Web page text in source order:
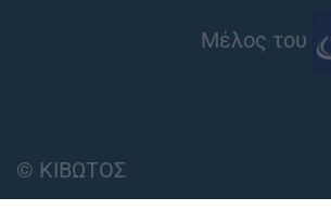
Μέλος του
© ΚΙΒΩΤΟΣ